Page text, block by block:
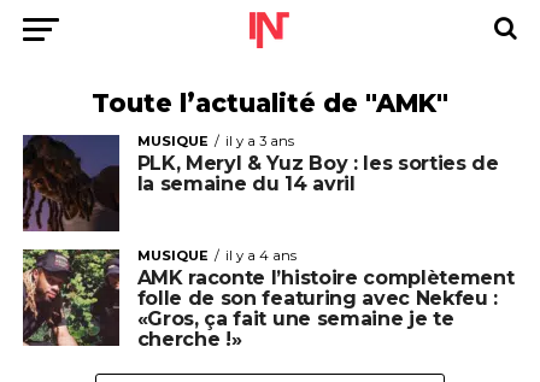
Toute l’actualité de "AMK"
MUSIQUE il y a 3 ans
PLK, Meryl & Yuz Boy : les sorties de
la semaine du 14 avril
MUSIQUE il y a 4 ans
AMK raconte l’histoire complètement
folle de son featuring avec Nekfeu :
«Gros, ça fait une semaine je te
cherche !»